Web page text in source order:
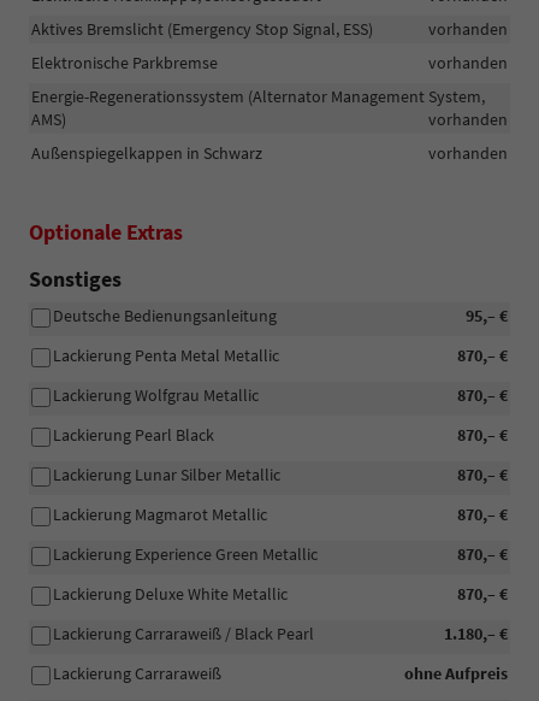
Aktives Bremslicht (Emergency Stop Signal, ESS)
vorhanden
Elektronische Parkbremse
vorhanden
Energie-Regenerationssystem (Alternator Management System,
AMS)
vorhanden
Außenspiegelkappen in Schwarz
vorhanden
Optionale Extras
Sonstiges
95,– €
Deutsche Bedienungsanleitung
870,– €
Lackierung Penta Metal Metallic
870,– €
Lackierung Wolfgrau Metallic
870,– €
Lackierung Pearl Black
870,– €
Lackierung Lunar Silber Metallic
870,– €
Lackierung Magmarot Metallic
870,– €
Lackierung Experience Green Metallic
870,– €
Lackierung Deluxe White Metallic
1.180,– €
Lackierung Carraraweiß / Black Pearl
ohne Aufpreis
Lackierung Carraraweiß